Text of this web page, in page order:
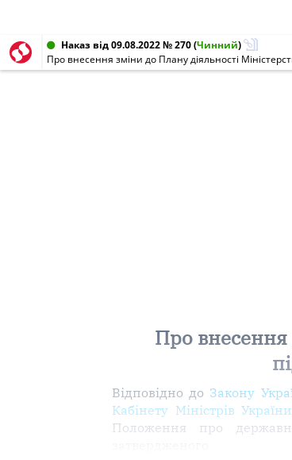
Наказ від 09.08.2022 № 270(Чинний)
Про внесення зміни до Плану діяльності
Про внесення
Відповідно до Закону
Кабінету Міністрів
Положення про